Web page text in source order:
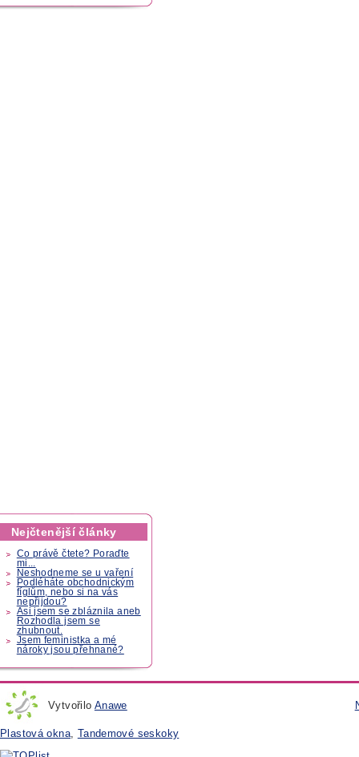
Nejčtenější články
Co právě čtete? Poraďte
mi...
Neshodneme se u vaření
Podléháte obchodnickým
fíglům, nebo si na vás
nepřijdou?
Asi jsem se zbláznila aneb
Rozhodla jsem se
zhubnout.
Jsem feministka a mé
nároky jsou přehnané?
Vytvořilo Anawe
Plastová okna, Tandemové seskoky